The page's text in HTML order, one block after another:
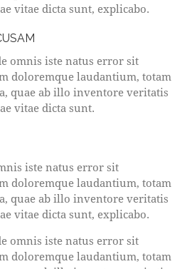
vitae dicta sunt, explicabo.
omnis iste natus error sit
doloremque laudantium, totam
quae ab illo inventore veritatis
vitae dicta sunt.
iste natus error sit
doloremque laudantium, totam
quae ab illo inventore veritatis
vitae dicta sunt, explicabo.
omnis iste natus error sit
doloremque laudantium, totam